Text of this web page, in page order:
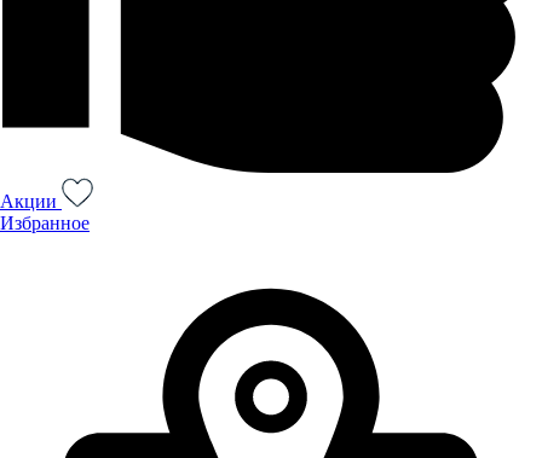
Акции
Избранное